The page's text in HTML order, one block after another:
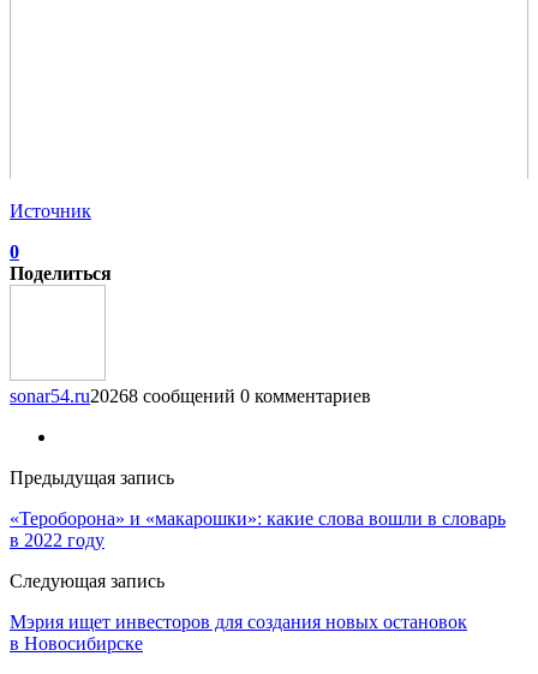
Источник
0
Поделиться
sonar54.ru20268 сообщений 0 комментариев
Предыдущая запись
«Тероборона» и «макарошки»: какие слова вошли в словарь
в 2022 году
Следующая запись
Мэрия ищет инвесторов для создания новых остановок
в Новосибирске